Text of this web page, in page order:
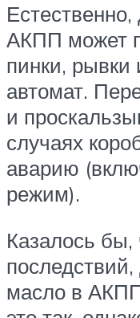
АКПП может
пинки, рывки
автомат.
и
случаях
аварию
режим).
Казалось бы,
масло в